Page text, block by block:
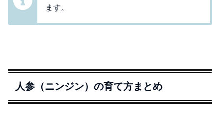
ます。
人参（ニンジン）の育て方まとめ